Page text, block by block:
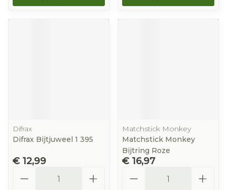
Difrax
Difrax Bijtjuweel 1 395
€ 12,99
Matchstick Monkey
Matchstick Monkey
Bijtring Roze
€ 16,97